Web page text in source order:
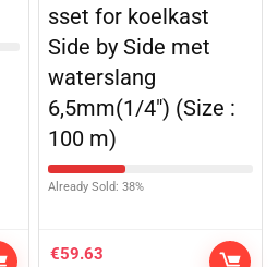
sset for koelkast
Side by Side met
waterslang
6,5mm(1/4″) (Size :
100 m)
Already Sold: 38%
€59.63